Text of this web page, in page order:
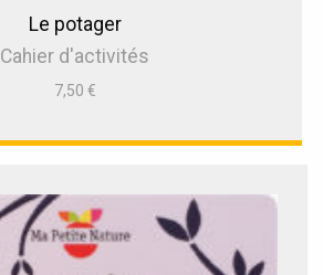
Le potager
Cahier d'activités
7,50 €